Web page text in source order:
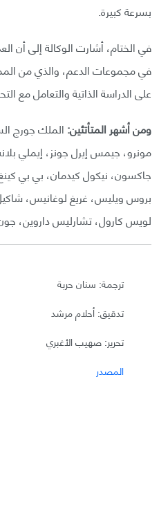
بسرعة كبيرة.
في الختام، أشارت الوكالة إلى أن
في مجموعات الدعم، والذي من
على الدراسة الذاتية والتعامل مع
ومن أشهر المتأتئين: الملك جورج
مونرو، جيمس إيرل جونز، إيملي
جاكسون، نيكول كيدمان، بي بي
بروس ويليس، غريغ لوغانيس، شاكيل
لويس كارول، تشارليس داروين،
ترجمة: سنان حربة
تدقيق: أحلام مرشد
تحرير: صهيب الأغبري
المصدر